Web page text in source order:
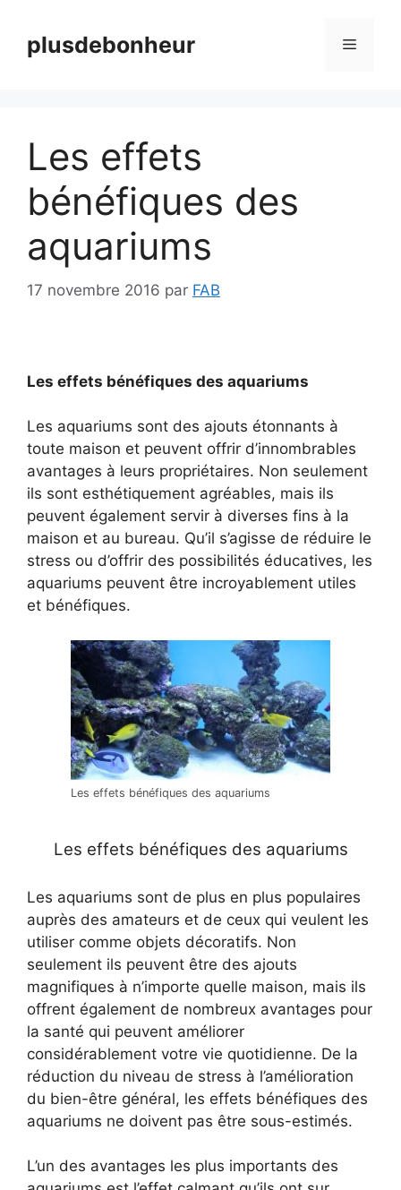
contenuplusdebonheur Menu
Les effets
bénéfiques des
aquariums
17 novembre 2016 par FAB
Les effets bénéfiques des aquariums
Les aquariums sont des ajouts étonnants à
toute maison et peuvent offrir d’innombrables
avantages à leurs propriétaires. Non seulement
ils sont esthétiquement agréables, mais ils
peuvent également servir à diverses fins à la
maison et au bureau. Qu’il s’agisse de réduire le
stress ou d’offrir des possibilités éducatives, les
aquariums peuvent être incroyablement utiles
et bénéfiques.
Les effets bénéfiques des aquariums
Les effets bénéfiques des aquariums
Les aquariums sont de plus en plus populaires
auprès des amateurs et de ceux qui veulent les
utiliser comme objets décoratifs. Non
seulement ils peuvent être des ajouts
magnifiques à n’importe quelle maison, mais ils
offrent également de nombreux avantages pour
la santé qui peuvent améliorer
considérablement votre vie quotidienne. De la
réduction du niveau de stress à l’amélioration
du bien-être général, les effets bénéfiques des
aquariums ne doivent pas être sous-estimés.
L’un des avantages les plus importants des